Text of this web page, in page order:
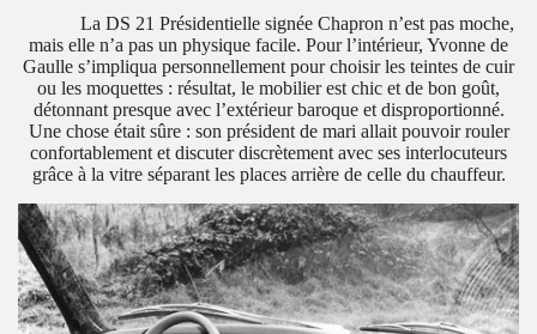
La DS 21 Présidentielle signée Chapron n’est pas moche,
mais elle n’a pas un physique facile. Pour l’intérieur, Yvonne de
Gaulle s’impliqua personnellement pour choisir les teintes de cuir
ou les moquettes : résultat, le mobilier est chic et de bon goût,
détonnant presque avec l’extérieur baroque et disproportionné.
Une chose était sûre : son président de mari allait pouvoir rouler
confortablement et discuter discrètement avec ses interlocuteurs
grâce à la vitre séparant les places arrière de celle du chauffeur.